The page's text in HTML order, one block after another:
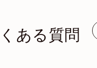
ある質問